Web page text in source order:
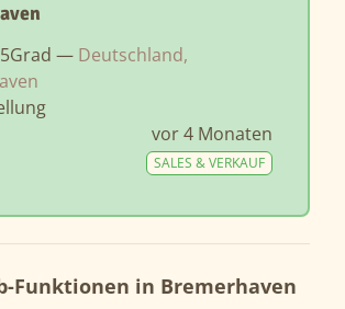
— Deutschland,
vor 4 Monaten
SALES & VERKAUF
Funktionen in Bremerhaven